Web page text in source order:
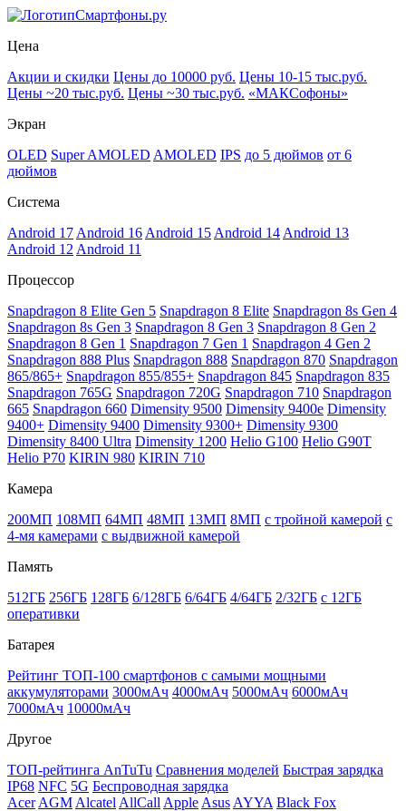
Смартфоны.ру
Цена
Акции и скидки Цены до 10000 руб. Цены 10-15 тыс.руб.
Цены ~20 тыс.руб. Цены ~30 тыс.руб. «МАКСофоны»
Экран
OLED Super AMOLED AMOLED IPS до 5 дюймов от 6
дюймов
Система
Android 17 Android 16 Android 15 Android 14 Android 13
Android 12 Android 11
Процессор
Snapdragon 8 Elite Gen 5 Snapdragon 8 Elite Snapdragon 8s Gen 4
Snapdragon 8s Gen 3 Snapdragon 8 Gen 3 Snapdragon 8 Gen 2
Snapdragon 8 Gen 1 Snapdragon 7 Gen 1 Snapdragon 4 Gen 2
Snapdragon 888 Plus Snapdragon 888 Snapdragon 870 Snapdragon
865/865+ Snapdragon 855/855+ Snapdragon 845 Snapdragon 835
Snapdragon 765G Snapdragon 720G Snapdragon 710 Snapdragon
665 Snapdragon 660 Dimensity 9500 Dimensity 9400e Dimensity
9400+ Dimensity 9400 Dimensity 9300+ Dimensity 9300
Dimensity 8400 Ultra Dimensity 1200 Helio G100 Helio G90T
Helio P70 KIRIN 980 KIRIN 710
Камера
200МП 108МП 64МП 48МП 13МП 8МП с тройной камерой с
4-мя камерами с выдвижной камерой
Память
512ГБ 256ГБ 128ГБ 6/128ГБ 6/64ГБ 4/64ГБ 2/32ГБ с 12ГБ
оперативки
Батарея
Рейтинг ТОП-100 смартфонов с самыми мощными
аккумуляторами 3000мАч 4000мАч 5000мАч 6000мАч
7000мАч 10000мАч
Другое
ТОП-рейтинга AnTuTu Сравнения моделей Быстрая зарядка
IP68 NFC 5G Беспроводная зарядка
Acer AGM Alcatel AllCall Apple Asus AYYA Black Fox